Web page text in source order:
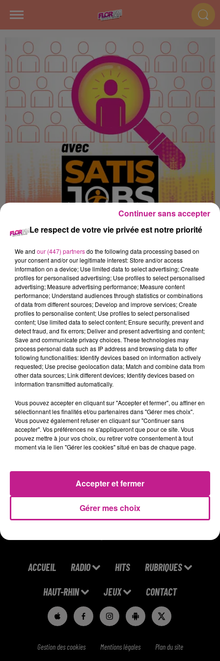
RIPEUR (H/F)
Colmar
Mission intérimaire - 6 Mois
Nous recherchons pour notre client basé à COLMAR, un(e)
ripeur (H/F) pour un contrat intérim.
Vous serez en charge du ramassage des détritus et ordures
ménagères dans le secteur colmarien.
matin : 04h - 11h.
Vous êtes organisé, rigoureux et motivé.
Vous êtes une personne avec une forte sensibilité à la
sécurité et aux normes de qualité.
https://candidat.pole-
emploi.fr/offres/recherche/detail/158RTHL
ACCUEIL RADIO HITS RUBRIQUES
HAUT-RHIN JEUX CONTACT
Gestion des cookies Mentions légales Plan du site
Le respect de votre vie privée est notre priorité
We and our (447) partnersdo the following data processing based on
your consent and/or our legitimate interest: Store and/or access
information on a device; Use limited data to select advertising; Create
profiles for personalised advertising; Use profiles to select personalised
advertising; Measure advertising performance; Measure content
performance; Understand audiences through statistics or combinations
of data from different sources; Develop and improve services; Create
profiles to personalise content; Use profiles to select personalised
content; Use limited data to select content; Ensure security, prevent and
detect fraud, and fix errors; Deliver and present advertising and content;
Save and communicate privacy choices. These technologies may
process personal data such as IP address and browsing data to offer
following functionalities: Identify devices based on information actively
requested; Use precise geolocation data; Match and combine data from
other data sources; Link different devices; Identify devices based on
information transmitted automatically.
Vous pouvez accepter en cliquant sur "Accepter et fermer", ou affiner en
sélectionnant les finalités et/ou partenaires dans "Gérer mes choix".
Vous pouvez également refuser en cliquant sur "Continuer sans
accepter". Vos préférences ne s'appliqueront que pour ce site. Vous
pouvez mettre à jour vos choix, ou retirer votre consentement à tout
moment via le lien "Gérer les cookies" situé en bas de chaque page.
Gérer mes choix
Accepter et fermer
Continuer sans accepter